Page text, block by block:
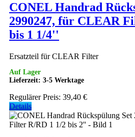
CONEL Handrad
2990247, für CLEAR
bis 1 1/4''
Ersatzteil für CLEAR Filter
Auf Lager
Lieferzeit: 3-5 Werktage
Regulärer Preis: 39,40 €
Details